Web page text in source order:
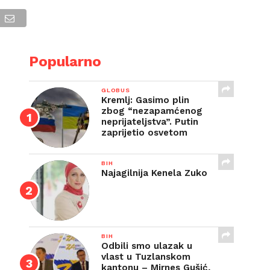
Popularno
GLOBUS
Kremlj: Gasimo plin
zbog “nezapamćenog
neprijateljstva”. Putin
zaprijetio osvetom
BIH
Najagilnija Kenela Zuko
BIH
Odbili smo ulazak u
vlast u Tuzlanskom
kantonu – Mirnes Gušić,